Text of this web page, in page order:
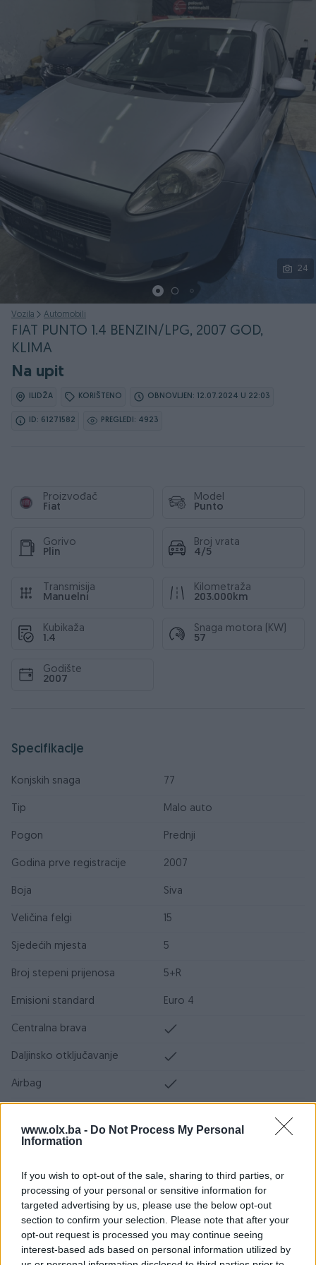
www.olx.ba - Do Not Process My Personal
Information
If you wish to opt-out of the sale, sharing to third parties, or
processing of your personal or sensitive information for
targeted advertising by us, please use the below opt-out
section to confirm your selection. Please note that after your
opt-out request is processed you may continue seeing
interest-based ads based on personal information utilized by
24
Vozila Automobili
FIAT PUNTO 1.4 BENZIN/LPG, 2007 GOD,
KLIMA
Na upit
ILIDŽA KORIŠTENO OBNOVLJEN: 12.07.2024 U 22:03
ID: 61271582 PREGLEDI: 4923
Proizvođač
Fiat
Model
Punto
Gorivo
Plin
Broj vrata
4/5
Transmisija
Manuelni
Kilometraža
203.000km
Kubikaža
1.4
Snaga motora (KW)
57
Godište
2007
Specifikacije
Konjskih snaga 77
Tip Malo auto
Pogon Prednji
Godina prve registracije 2007
Boja Siva
Veličina felgi 15
Sjedećih mjesta 5
Broj stepeni prijenosa 5+R
Emisioni standard Euro 4
Centralna brava
Daljinsko otključavanje
Airbag
ESP
Turbo
Datum objave 21.05.2024
Oprema